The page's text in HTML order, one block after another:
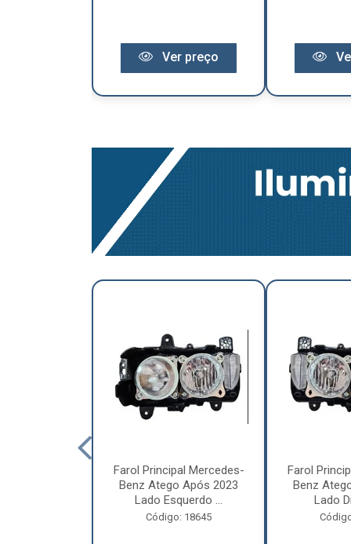
Ver preço
Farol Principal Mercedes-
Benz Atego Após 2023
Lado Esquerdo ...
Código: 18645
Farol
Benz
Lado